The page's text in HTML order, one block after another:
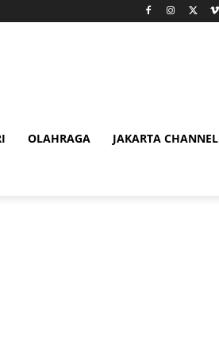
OLAHRAGA JAKARTA CHANNEL